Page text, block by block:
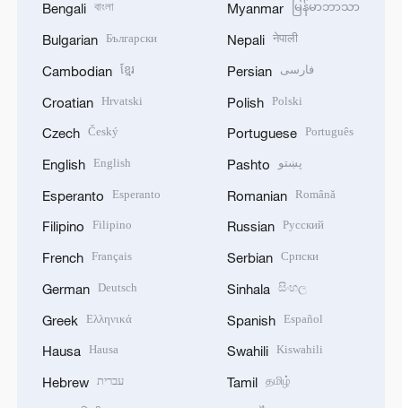
Bengali বাংলা
Bulgarian Български
Cambodian ខ្មែរ
Croatian Hrvatski
Czech Český
English English
Esperanto Esperanto
Filipino Filipino
French Français
German Deutsch
Greek Ελληνικά
Hausa Hausa
Hebrew עברית
Myanmar မြန်မာဘာသာ
Nepali नेपाली
Persian فارسی
Polish Polski
Portuguese Português
Pashto پښتو
Romanian Română
Russian Русский
Serbian Српски
Sinhala සිංහල
Spanish Español
Swahili Kiswahili
Tamil தமிழ்